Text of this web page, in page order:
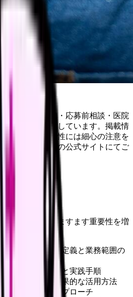
は自社求人通知・応募前相談・医院
せ導線を設置しています。掲載情
。記事の正確性には細心の注意を
は各サービスの公式サイトにてご
2026年4月20日
護師の役割はますます重要性を増
助における法的定義と業務範囲の
保定テクニックと実践手順
電子カルテの効果的な活用方法
処法と予防的アプローチ